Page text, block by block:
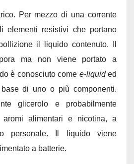
Per mezzo di una corrente
elementi resistivi che portano
il liquido contenuto. Il
ma non viene portato a
è conosciuto come e-liquided
di uno o più componenti.
glicerolo e probabilmente
aromi alimentari e nicotina, a
personale. Il liquido viene
a batterie.